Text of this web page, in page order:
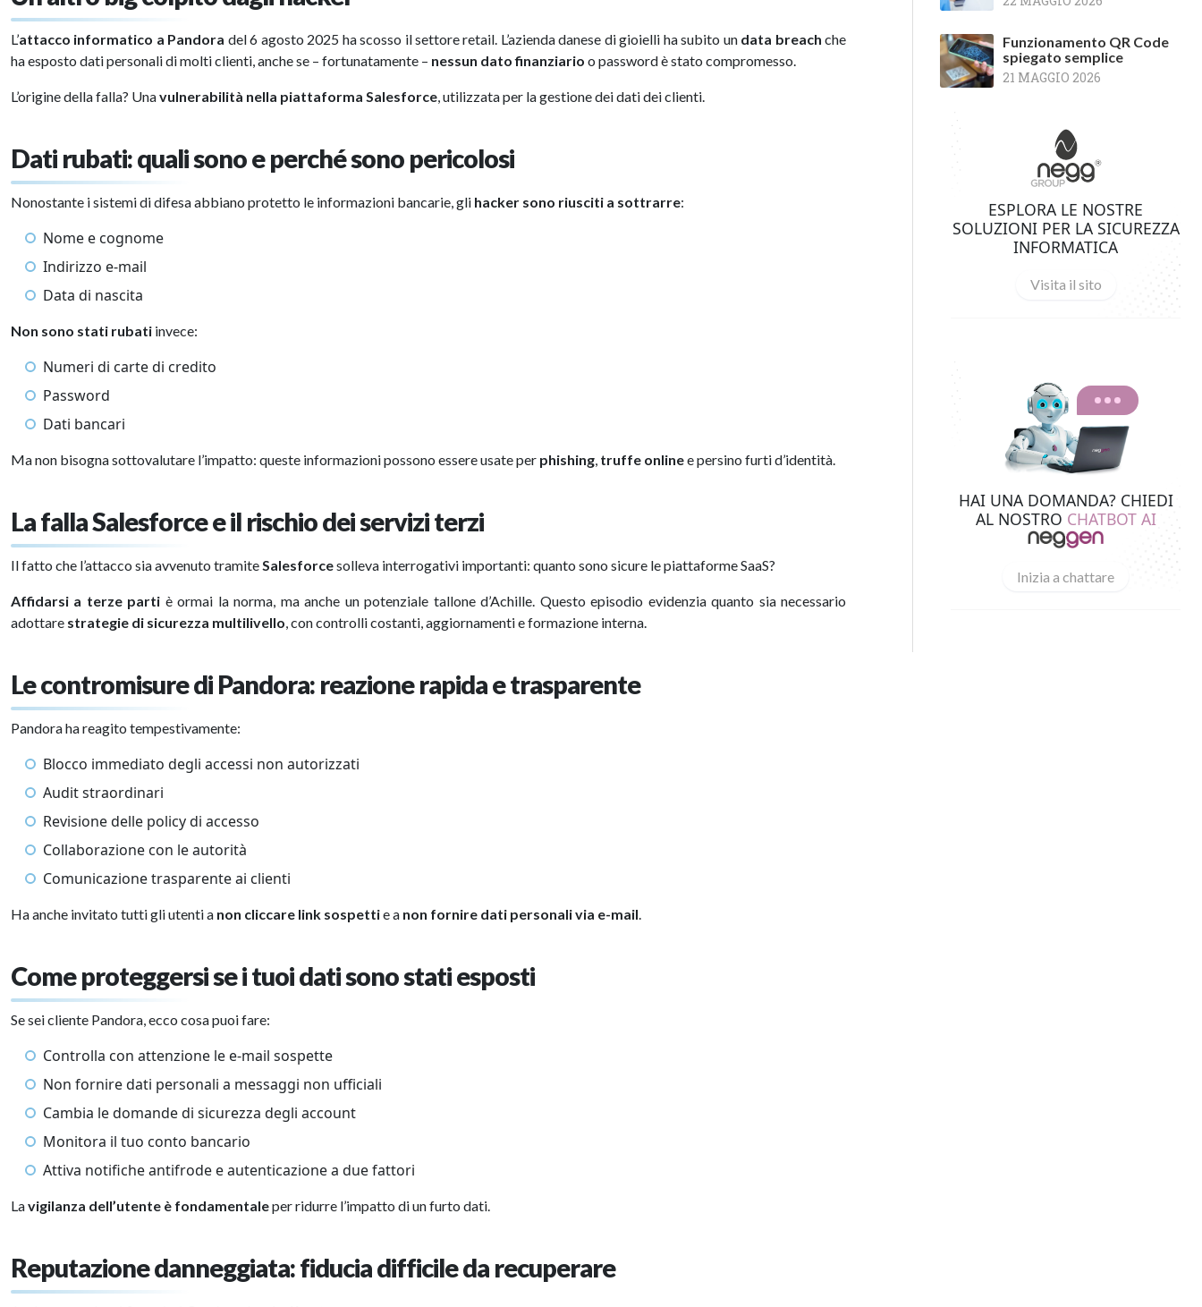
L’attacco informatico a Pandora del 6 agosto 2025 ha scosso il settore retail. L’azienda danese di gioielli ha subito un data breach che
ha esposto dati personali di molti clienti, anche se – fortunatamente – nessun dato finanziario o password è stato compromesso.
L’origine della falla? Unavulnerabilità nella piattaforma Salesforce, utilizzata per la gestione dei dati dei clienti.
Dati rubati: quali sono e perché sono pericolosi
Nonostante i sistemi di difesa abbiano protetto le informazioni bancarie, gli hacker sono riusciti a sottrarre:
Nome e cognome
Indirizzo e-mail
Data di nascita
Non sono stati rubati invece:
Numeri di carte di credito
Password
Dati bancari
Ma non bisogna sottovalutare l’impatto: queste informazioni possono essere usate per phishing, truffe onlinee persino furti d’identità.
La falla Salesforce e il rischio dei servizi terzi
Il fatto che l’attacco sia avvenuto tramiteSalesforcesolleva interrogativi importanti: quanto sono sicure le piattaforme SaaS?
Affidarsi a terze parti è ormai la norma, ma anche un potenziale tallone d’Achille. Questo episodio evidenzia quanto sia necessario
adottare strategie di sicurezza multilivello, con controlli costanti, aggiornamenti e formazione interna.
Le contromisure di Pandora: reazione rapida e trasparente
Pandora ha reagito tempestivamente:
Blocco immediato degli accessi non autorizzati
Audit straordinari
Revisione delle policy di accesso
Collaborazione con le autorità
Comunicazione trasparente ai clienti
Ha anche invitato tutti gli utenti a non cliccare link sospettie a non fornire dati personali via e-mail.
Come proteggersi se i tuoi dati sono stati esposti
Se sei cliente Pandora, ecco cosa puoi fare:
Controlla con attenzione le e-mail sospette
Non fornire dati personali a messaggi non ufficiali
Cambia le domande di sicurezza degli account
Monitora il tuo conto bancario
Attiva notifiche antifrode e autenticazione a due fattori
Lavigilanza dell’utente è fondamentaleper ridurre l’impatto di un furto dati.
Reputazione danneggiata: fiducia difficile da recuperare
Funzionamento QR Code
spiegato semplice
21 MAGGIO 2026
ESPLORA LE NOSTRE
SOLUZIONI PER LA SICUREZZA
INFORMATICA
Visita il sito
HAI UNA DOMANDA? CHIEDI
AL NOSTRO CHATBOT AI
Inizia a chattare